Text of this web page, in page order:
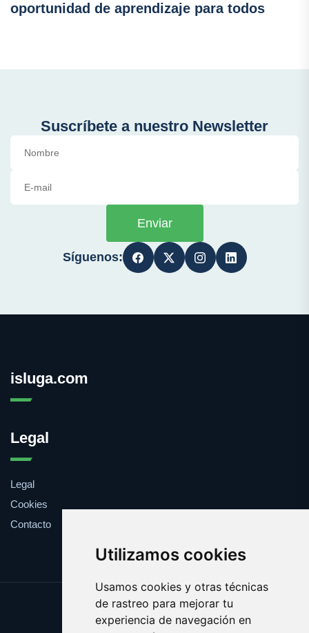
Utilizamos cookies
Usamos cookies y otras técnicas
de rastreo para mejorar tu
experiencia de navegación en
oportunidad de aprendizaje para todos
Suscríbete a nuestro Newsletter
Enviar
Síguenos:
isluga.com
Legal
Legal
Cookies
Contacto
Update cookies preferences